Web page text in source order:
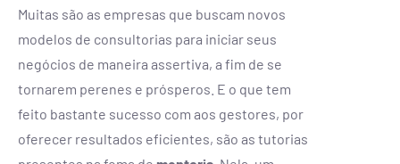
Muitas são as empresas que buscam novos
modelos de consultorias para iniciar seus
negócios de maneira assertiva, a fim de se
tornarem perenes e prósperos. E o que tem
feito bastante sucesso com aos gestores, por
oferecer resultados eficientes, são as tutorias